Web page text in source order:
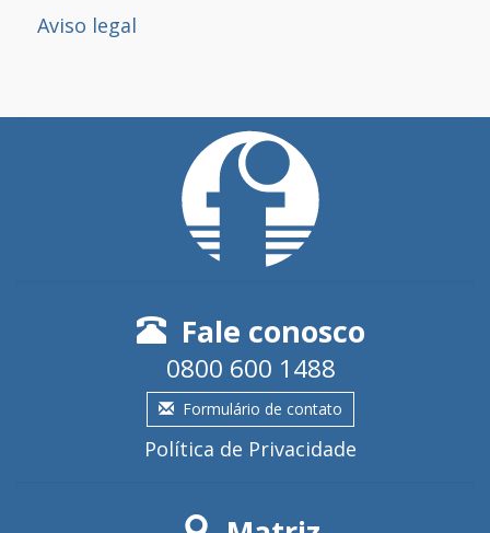
Aviso legal
Fale conosco
0800 600 1488
Formulário de contato
Política de Privacidade